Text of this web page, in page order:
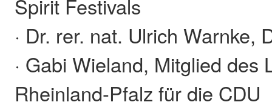
Spirit Festivals
· Dr. rer. nat. Ulrich Warnke,
· Gabi Wieland, Mitglied des
Rheinland-Pfalz für die CDU